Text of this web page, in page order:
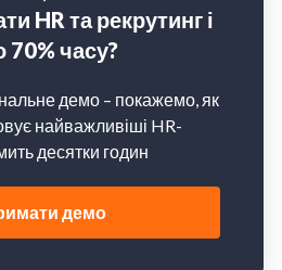
програма
компанії Atmosfera
у 2022 році. На
проведено чотири
з яких проходили
мав комбінований